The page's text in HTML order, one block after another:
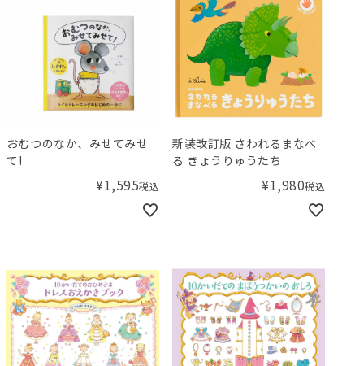
おむつのなか、みせてみせ
て!
¥1,595税込
新装改訂版 さわれるまなべ
る きょうりゅうたち
¥1,980税込